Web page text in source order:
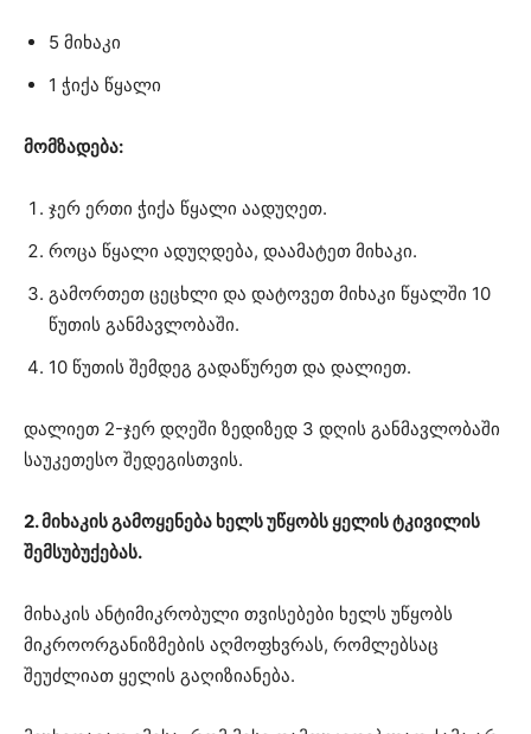
5 მიხაკი
1 ჭიქა წყალი
მომზადება:
ჯერ ერთი ჭიქა წყალი აადუღეთ.
როცა წყალი ადუღდება, დაამატეთ მიხაკი.
გამორთეთ ცეცხლი და დატოვეთ მიხაკი წყალში 10
წუთის განმავლობაში.
10 წუთის შემდეგ გადაწურეთ და დალიეთ.
დალიეთ 2-ჯერ დღეში ზედიზედ 3 დღის განმავლობაში
საუკეთესო შედეგისთვის.
2. მიხაკის გამოყენება ხელს უწყობს ყელის ტკივილის
შემსუბუქებას.
მიხაკის ანტიმიკრობული თვისებები ხელს უწყობს
მიკროორგანიზმების აღმოფხვრას, რომლებსაც
შეუძლიათ ყელის გაღიზიანება.